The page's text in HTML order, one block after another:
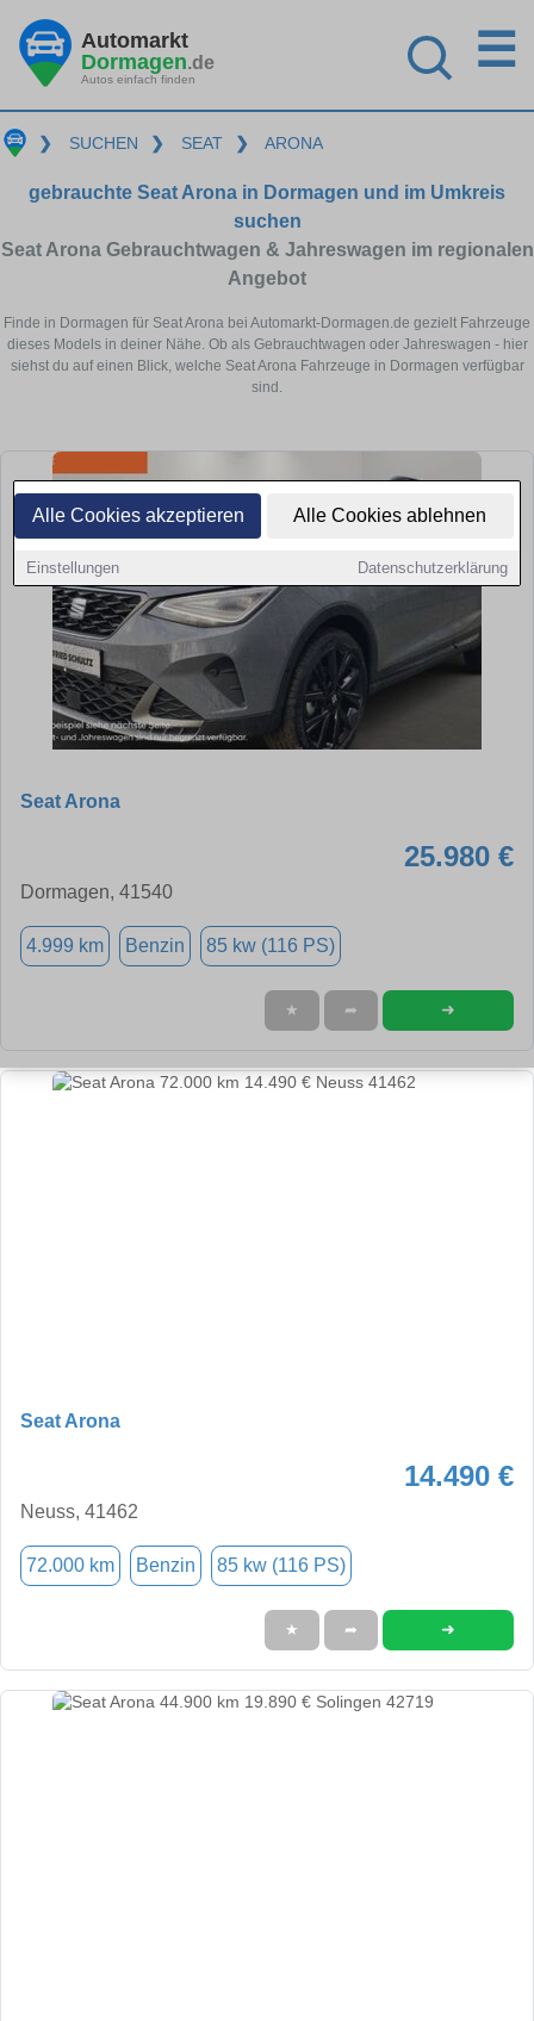
Alle Cookies akzeptieren Alle Cookies ablehnen
Einstellungen Datenschutzerklärung
Automarkt
Dormagen.de
Autos einfach finden
☰
❯ SUCHEN ❯ SEAT ❯ ARONA
gebrauchte Seat Arona in Dormagen und im Umkreis
suchen
Seat Arona Gebrauchtwagen & Jahreswagen im regionalen
Angebot
Finde in Dormagen für Seat Arona bei Automarkt-Dormagen.de gezielt Fahrzeuge
dieses Models in deiner Nähe. Ob als Gebrauchtwagen oder Jahreswagen - hier
siehst du auf einen Blick, welche Seat Arona Fahrzeuge in Dormagen verfügbar
sind.
Seat Arona
25.980 €
Dormagen, 41540
4.999 km Benzin 85 kw (116 PS)
★ ➦ ➜
Seat Arona
14.490 €
Neuss, 41462
72.000 km Benzin 85 kw (116 PS)
★ ➦ ➜